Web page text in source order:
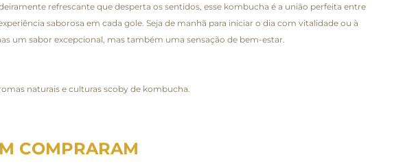
refrescante que desperta os sentidos, esse kombucha é a união perfeita entre
saborosa em cada gole. Seja de manhã para iniciar o dia com vitalidade ou à
um sabor excepcional, mas também uma sensação de bem-estar.
naturais e culturas scoby de kombucha.
COMPRARAM